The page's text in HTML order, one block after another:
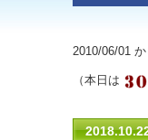
2010/06/01
（本日は